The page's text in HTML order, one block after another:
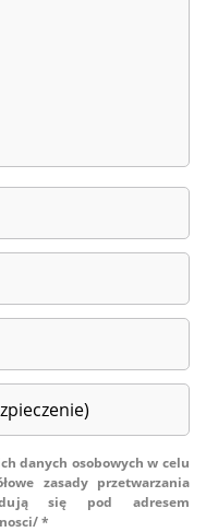
danych osobowych w celu
zasady przetwarzania
się pod adresem
*